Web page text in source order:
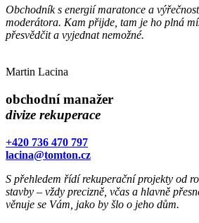
Obchodník s energií maratonce a
moderátora. Kam přijde, tam je ho plná
přesvědčit a vyjednat nemožné.
Martin Lacina
obchodní manažer
divize rekuperace
+420 736 470 797
lacina@tomton.cz
S přehledem řídí rekuperační projekty od
stavby – vždy precizně, včas a hlavně
věnuje se Vám, jako by šlo o jeho dům.